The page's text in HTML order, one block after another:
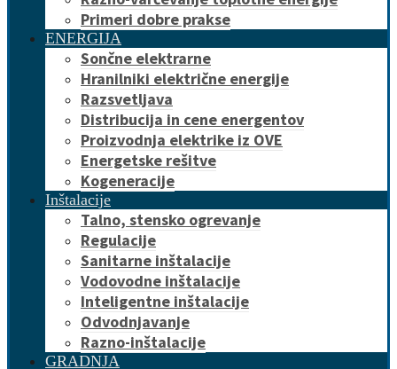
Primeri dobre prakse
ENERGIJA
Sončne elektrarne
Hranilniki električne energije
Razsvetljava
Distribucija in cene energentov
Proizvodnja elektrike iz OVE
Energetske rešitve
Kogeneracije
Inštalacije
Talno, stensko ogrevanje
Regulacije
Sanitarne inštalacije
Vodovodne inštalacije
Inteligentne inštalacije
Odvodnjavanje
Razno-inštalacije
GRADNJA